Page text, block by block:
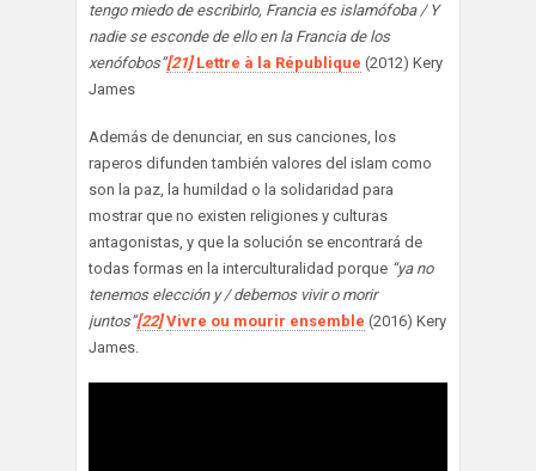
tengo miedo de escribirlo, Francia es islamófoba / Y
nadie se esconde de ello en la Francia de los
xenófobos”[21] Lettre à la République (2012) Kery
James
Además de denunciar, en sus canciones, los
raperos difunden también valores del islam como
son la paz, la humildad o la solidaridad para
mostrar que no existen religiones y culturas
antagonistas, y que la solución se encontrará de
todas formas en la interculturalidad porque “ya no
tenemos elección y / debemos vivir o morir
juntos”[22] Vivre ou mourir ensemble (2016) Kery
James.